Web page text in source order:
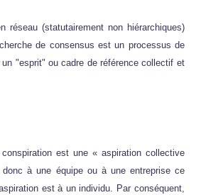
réseau (statutairement non hiérarchiques)
de consensus est un processus de
"esprit" ou cadre de référence collectif et
conspiration est une « aspiration collective
à une équipe ou à une entreprise ce
est à un individu. Par conséquent,